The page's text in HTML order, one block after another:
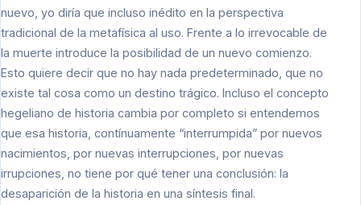
nuevo, yo diría que incluso inédito en la perspectiva
tradicional de la metafísica al uso. Frente a lo irrevocable de
la muerte introduce la posibilidad de un nuevo comienzo.
Esto quiere decir que no hay nada predeterminado, que no
existe tal cosa como un destino trágico. Incluso el concepto
hegeliano de historia cambia por completo si entendemos
que esa historia, contínuamente “interrumpida” por nuevos
nacimientos, por nuevas interrupciones, por nuevas
irrupciones, no tiene por qué tener una conclusión: la
desaparición de la historia en una síntesis final.